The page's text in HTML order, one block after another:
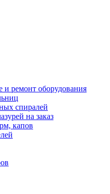
и ремонт оборудования
спиралей
на заказ
капов